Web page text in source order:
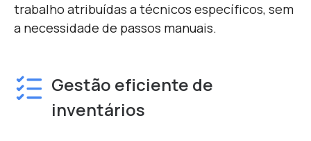
trabalho atribuídas a técnicos específicos, sem
a necessidade de passos manuais.
Gestão eficiente de
inventários